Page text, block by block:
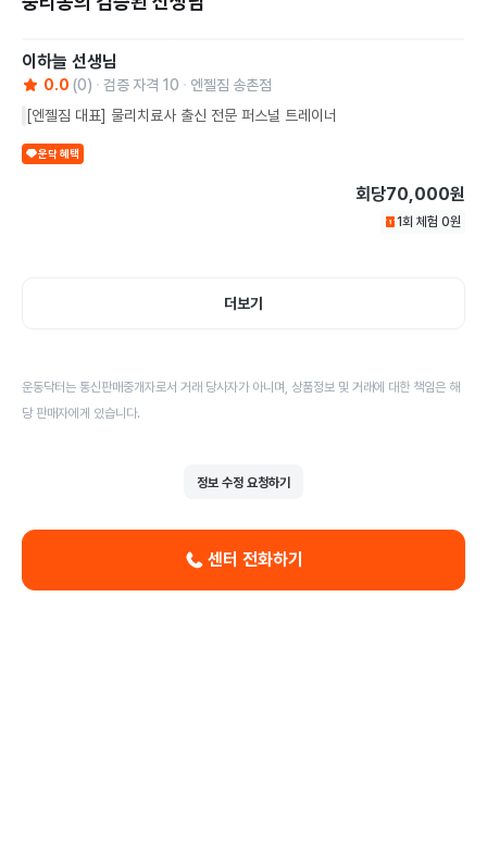
이하늘 선생님
0.0 (0) 검증 자격 10
엔젤짐 송촌점
[엔젤짐 대표] 물리치료사 출신 전문 퍼스널 트레이너
운닥 혜택
회당70,000원
1회 체험 0원
더보기
운동닥터는 통신판매중개자로서 거래 당사자가 아니며, 상품정보 및 거래에 대한 책임은 해
당 판매자에게 있습니다.
정보 수정 요청하기
센터 전화하기